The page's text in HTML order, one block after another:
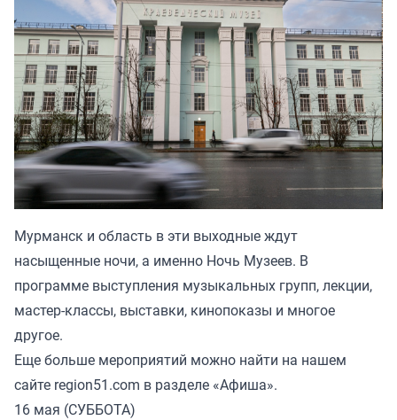
Мурманск и область в эти выходные ждут
насыщенные ночи, а именно Ночь Музеев. В
программе выступления музыкальных групп, лекции,
мастер-классы, выставки, кинопоказы и многое
другое.
Еще больше мероприятий можно найти на нашем
сайте region51.com в разделе «Афиша».
16 мая (СУББОТА)